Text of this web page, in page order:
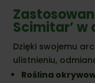
Scimitar’ w
Dzięki swojemu
ulistnieniu,
Roślina